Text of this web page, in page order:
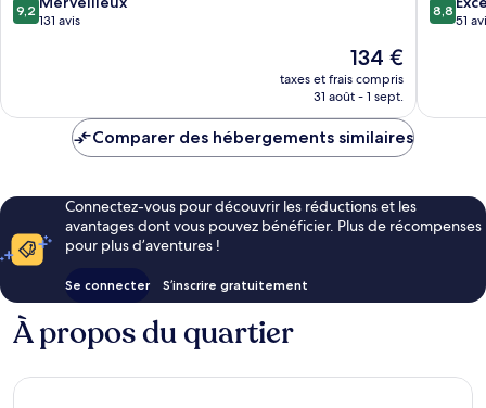
Krynica-
sur
9,2
131 avis
Le
nouveau
prix
de
134 €
taxes et frais compris
31 août - 1 sept.
sur
8,8
51
Comparer des hébergements similaires
Connectez-vous pour découvrir les réductions et les
avantages dont vous pouvez bénéficier. Plus de récompenses
pour plus d’aventures !
Se connecter S’inscrire gratuitement
À propos du quartier